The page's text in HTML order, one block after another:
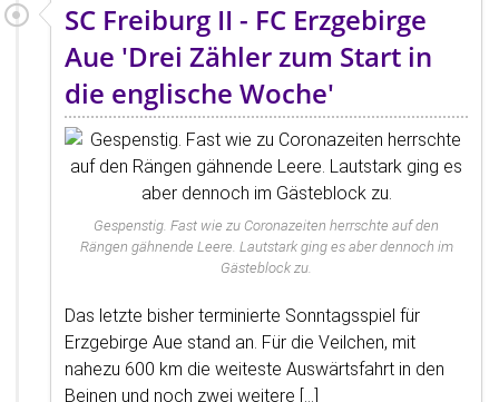
SC Freiburg II - FC Erzgebirge
Aue 'Drei Zähler zum Start in
die englische Woche'
Gespenstig. Fast wie zu Coronazeiten herrschte auf den
Rängen gähnende Leere. Lautstark ging es aber dennoch im
Gästeblock zu.
Das letzte bisher terminierte Sonntagsspiel für
Erzgebirge Aue stand an. Für die Veilchen, mit
nahezu 600 km die weiteste Auswärtsfahrt in den
Beinen und noch zwei weitere [...]